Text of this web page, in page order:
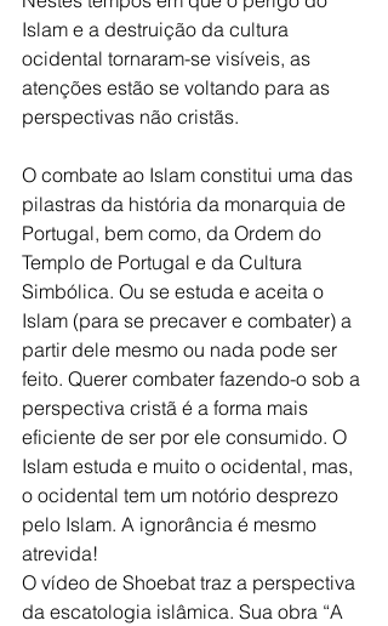
Islam e a destruição da cultura
ocidental tornaram-se visíveis, as
atenções estão se voltando para as
perspectivas não cristãs.
O combate ao Islam constitui uma das
pilastras da história da monarquia de
Portugal, bem como, da Ordem do
Templo de Portugal e da Cultura
Simbólica. Ou se estuda e aceita o
Islam (para se precaver e combater) a
partir dele mesmo ou nada pode ser
feito. Querer combater fazendo-o sob a
perspectiva cristã é a forma mais
eficiente de ser por ele consumido. O
Islam estuda e muito o ocidental, mas,
o ocidental tem um notório desprezo
pelo Islam. A ignorância é mesmo
atrevida!
O vídeo de Shoebat traz a perspectiva
da escatologia islâmica. Sua obra “A